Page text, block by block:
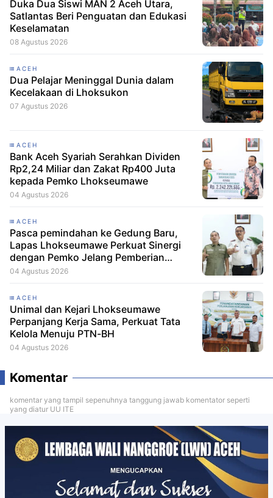
Duka Dua Siswi MAN 2 Aceh Utara,
Satlantas Beri Penguatan dan Edukasi
Keselamatan
08 Agustus 2026
ACEH
Dua Pelajar Meninggal Dunia dalam
Kecelakaan di Lhoksukon
07 Agustus 2026
ACEH
Bank Aceh Syariah Serahkan Dividen
Rp2,24 Miliar dan Zakat Rp400 Juta
kepada Pemko Lhokseumawe
04 Agustus 2026
ACEH
Pasca pemindahan ke Gedung Baru,
Lapas Lhokseumawe Perkuat Sinergi
dengan Pemko Jelang Pemberian
Remisi HUT RI
04 Agustus 2026
ACEH
Unimal dan Kejari Lhokseumawe
Perpanjang Kerja Sama, Perkuat Tata
Kelola Menuju PTN-BH
04 Agustus 2026
Komentar
komentar yang tampil sepenuhnya tanggung jawab komentator seperti
yang diatur UU ITE